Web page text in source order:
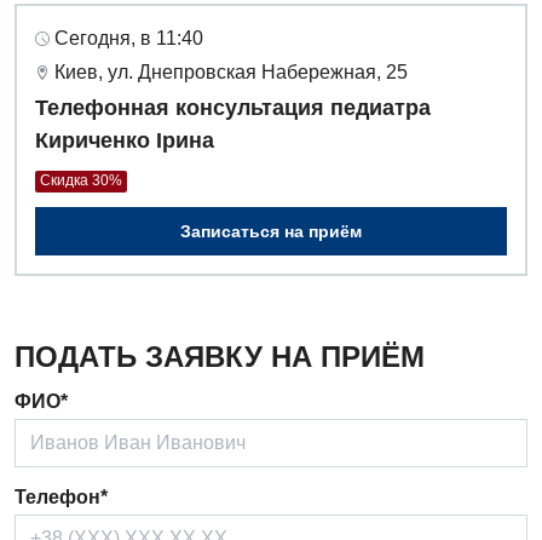
Сегодня, в 11:40
Киев, ул. Днепровская Набережная, 25
Телефонная консультация педиатра
Кириченко Ірина
Скидка 30%
Записаться на приём
ПОДАТЬ ЗАЯВКУ НА ПРИЁМ
ФИО*
Телефон*